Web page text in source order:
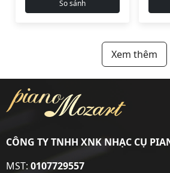
So sánh
Xem thêm
CÔNG TY TNHH XNK NHẠC CỤ
MST:0107729557